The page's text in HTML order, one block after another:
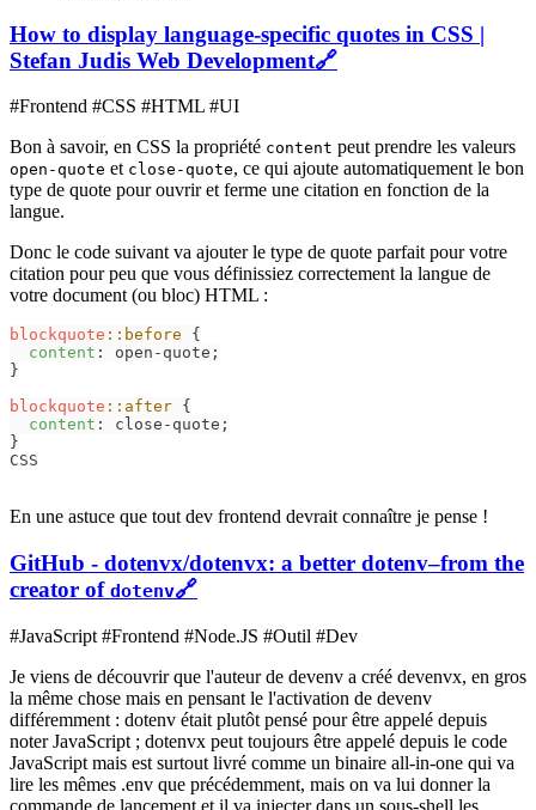
How to display language-specific quotes in CSS |
Stefan Judis Web Development🔗
#Frontend #CSS #HTML #UI
Bon à savoir, en CSS la propriété content peut prendre les valeurs
open-quote et close-quote, ce qui ajoute automatiquement le bon
type de quote pour ouvrir et ferme une citation en fonction de la
langue.
Donc le code suivant va ajouter le type de quote parfait pour votre
citation pour peu que vous définissiez correctement la langue de
votre document (ou bloc) HTML :
blockquote ::before {
content : open-quote;
}
blockquote ::after {
content : close-quote;
}
CSS
En une astuce que tout dev frontend devrait connaître je pense !
GitHub - dotenvx/dotenvx: a better dotenv–from the
creator of dotenv🔗
#JavaScript #Frontend #Node.JS #Outil #Dev
Je viens de découvrir que l'auteur de devenv a créé devenvx, en gros
la même chose mais en pensant le l'activation de devenv
différemment : dotenv était plutôt pensé pour être appelé depuis
noter JavaScript ; dotenvx peut toujours être appelé depuis le code
JavaScript mais est surtout livré comme un binaire all-in-one qui va
lire les mêmes .env que précédemment, mais on va lui donner la
commande de lancement et il va injecter dans un sous-shell les